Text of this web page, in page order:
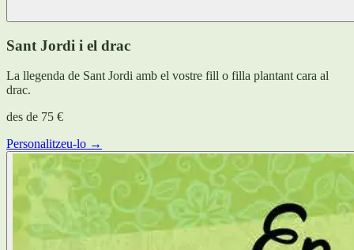
Sant Jordi i el drac
La llegenda de Sant Jordi amb el vostre fill o filla plantant cara al
drac.
des de 75 €
Personalitzeu-lo →